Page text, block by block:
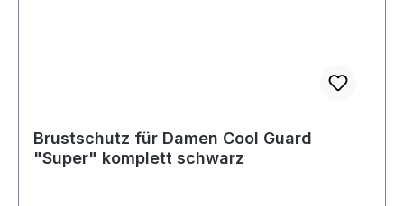
Brustschutz für Damen Cool Guard
"Super" komplett schwarz